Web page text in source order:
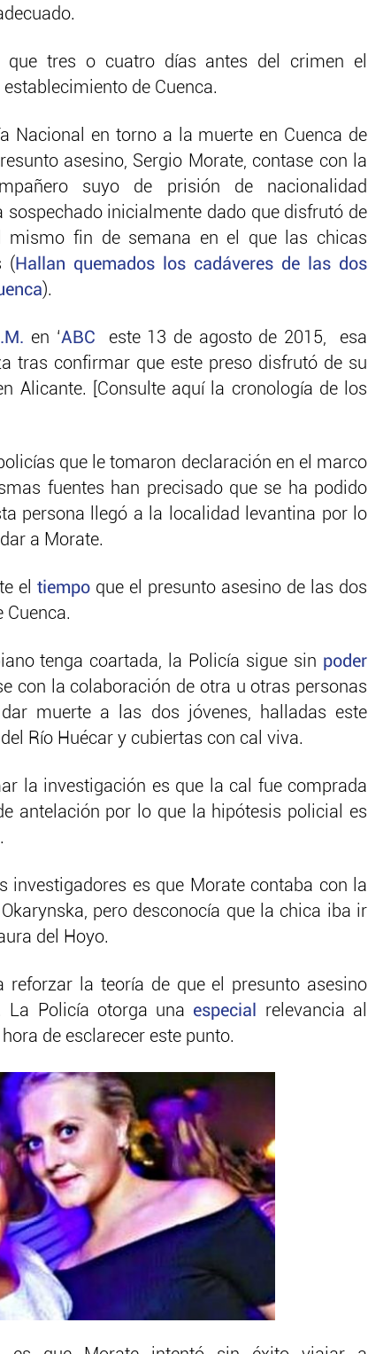
que tres o cuatro días antes del crimen el
de Cuenca.
Nacional en torno a la muerte en Cuenca de
asesino, Sergio Morate, contase con la
suyo de prisión de nacionalidad
sospechado inicialmente dado que disfrutó de
mismo fin de semana en el que las chicas
( Hallan quemados los cadáveres de las dos
).
en ‘ABC este 13 de agosto de 2015, esa
tras confirmar que este preso disfrutó de su
Alicante. [Consulte aquí la cronología de los
que le tomaron declaración en el marco
fuentes han precisado que se ha podido
persona llegó a la localidad levantina por lo
a Morate.
el tiempo que el presunto asesino de las dos
Cuenca.
tenga coartada, la Policía sigue sin poder
con la colaboración de otra u otras personas
muerte a las dos jóvenes, halladas este
Río Huécar y cubiertas con cal viva.
la investigación es que la cal fue comprada
antelación por lo que la hipótesis policial es
investigadores es que Morate contaba con la
pero desconocía que la chica iba ir
del Hoyo.
reforzar la teoría de que el presunto asesino
La Policía otorga una especial
relevancia al
de esclarecer este punto.